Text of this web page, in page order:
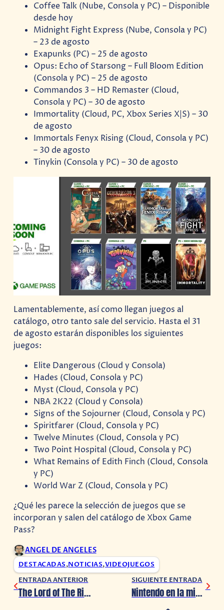
Coffee Talk (Nube, Consola y PC) – Disponible
desde hoy
Midnight Fight Express (Nube, Consola y PC)
– 23 de agosto
Exapunks (PC) – 25 de agosto
Opus: Echo of Starsong – Full Bloom Edition
(Consola y PC) – 25 de agosto
Commandos 3 – HD Remaster (Cloud,
Consola y PC) – 30 de agosto
Immortality (Cloud, PC, Xbox Series X|S) – 30
de agosto
Immortals Fenyx Rising (Cloud, Consola y PC)
– 30 de agosto
Tinykin (Consola y PC) – 30 de agosto
Lamentablemente, así como llegan juegos al
catálogo, otro tanto sale del servicio. Hasta el 31
de agosto estarán disponibles los siguientes
juegos:
Elite Dangerous (Cloud y Consola)
Hades (Cloud, Consola y PC)
Myst (Cloud, Consola y PC)
NBA 2K22 (Cloud y Consola)
Signs of the Sojourner (Cloud, Consola y PC)
Spiritfarer (Cloud, Consola y PC)
Twelve Minutes (Cloud, Consola y PC)
Two Point Hospital (Cloud, Consola y PC)
What Remains of Edith Finch (Cloud, Consola
y PC)
World War Z (Cloud, Consola y PC)
¿Qué les parece la selección de juegos que se
incorporan y salen del catálogo de Xbox Game
Pass?
ANGEL DE ANGELES
DESTACADAS,NOTICIAS,VIDEOJUEGOS
ENTRADA ANTERIOR
The Lord of The Rings lanza sus teclados oficiales
SIGUIENTE ENTRADA
Nintendo en la mira tras acusaciones de acoso sexual